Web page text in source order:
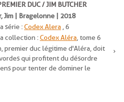
DUC / JIM BUTCHER
Jim | Bragelonne | 2018
série :Codex Alera , 6
collection :Codex Aléra , tome 6
premier duc légitime d'Aléra, doit
qui profitent du désordre
pour tenter de dominer le